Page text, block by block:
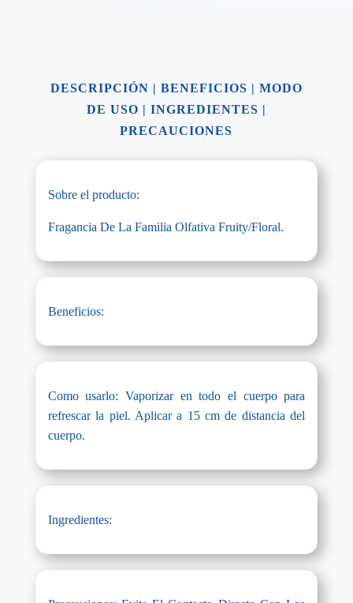
DESCRIPCIÓN | BENEFICIOS | MODO
DE USO | INGREDIENTES |
PRECAUCIONES
Sobre el producto:
Fragancia De La Familia Olfativa Fruity/Floral.
Beneficios:
Como usarlo: Vaporizar en todo el cuerpo para
refrescar la piel. Aplicar a 15 cm de distancia del
cuerpo.
Ingredientes: